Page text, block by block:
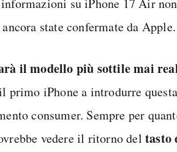
su iPhone 17 Air
state confermate da Apple.
il modello più sottile mai
primo iPhone a introdurre
consumer. Sempre per
vedere il ritorno deltasto